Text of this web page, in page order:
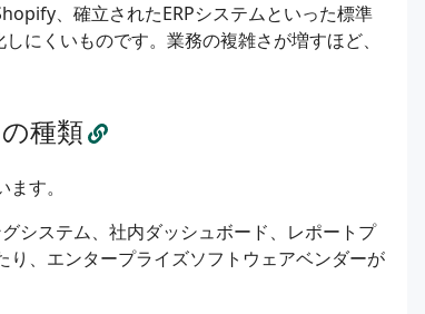
、確立されたERPシステムといった標準
にくいものです。業務の複雑さが増すほど、
種類
す。
システム、社内ダッシュボード、レポートプ
、エンタープライズソフトウェアベンダーが